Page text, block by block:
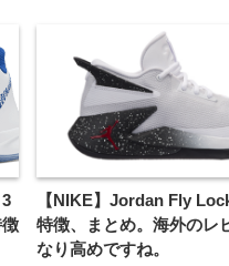
【NIKE】Jordan Fly
特徴、まとめ。海外のレ
なり高めですね。